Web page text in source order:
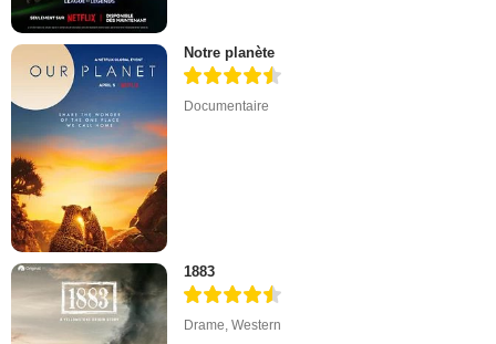
Notre planète
Documentaire
1883
Drame,Western